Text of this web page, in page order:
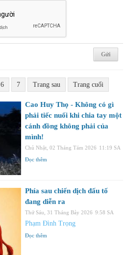
6 7 Trang sau Trang cuối
Cao Huy Thọ - Không có gì
phải tiếc nuối khi chia tay một
cánh đồng không phải của
mình!
Chủ Nhật, 02 Tháng Tám 2026 11:19 SA
Đọc thêm
Phía sau chiến dịch đấu tố
đang diễn ra
Thứ Sáu, 31 Tháng Bảy 2026 9:58 SA
Phạm Đình Trọng
Đọc thêm